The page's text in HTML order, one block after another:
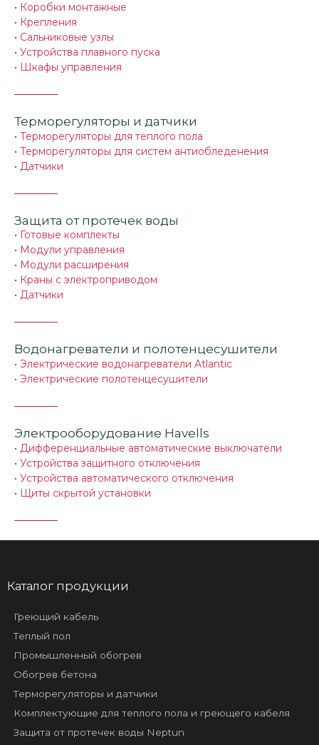
• Коробки монтажные
• Крепления
• Сальниковые узлы
• Устройства плавного пуска
• Шкафы управления
Терморегуляторы и датчики
• Терморегуляторы для теплого пола
• Терморегуляторы для систем антиобледенения
• Датчики
Защита от протечек воды
• Готовые комплекты
• Модули управления
• Модули расширения
• Краны с электроприводом
• Датчики
Водонагреватели и полотенцесушители
• Электрические водонагреватели Atlantic
• Электрические полотенцесушители
Электрооборудование Havells
• Дифференциальные автоматические выключатели
• Устройства защитного отключения
• Устройства автоматического отключения
• Щиты скрытой установки
Каталог продукции
Греющий кабель
Теплый пол
Промышленный обогрев
Обогрев бетона
Терморегуляторы и датчики
Комплектующие для теплого пола и греющего кабеля
Защита от протечек воды Neptun